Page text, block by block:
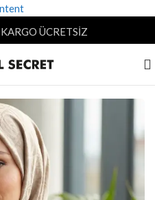
ÜCRETSİZ